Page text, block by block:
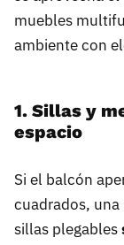
muebles
ambiente con
1. Sillas y
espacio
Si el balcón
cuadrados, una
sillas plegables